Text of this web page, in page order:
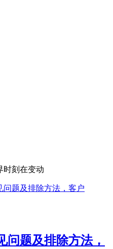
时刻在变动
问题及排除方法，